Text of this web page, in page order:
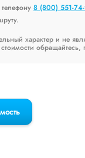
8 (800) 551-
характер и не